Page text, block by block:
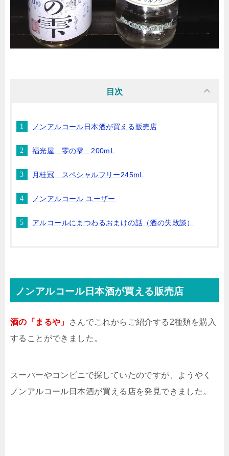
目次
ノンアルコール日本酒が買える販売店
福光屋 零の雫 200mⅬ
月桂冠 スペシャルフリー245mⅬ
ノンアルコール ユーザー
アルコールにまつわるおまけの話（酒の失敗談）
ノンアルコール日本酒が買える販売店
酒の 「まるや」
さんでこれからご紹介する2種類を購入
することができました。
スーパーやコンビニで探していたのですが、ようやく
ノンアルコール日本酒が買える店を発見できました。